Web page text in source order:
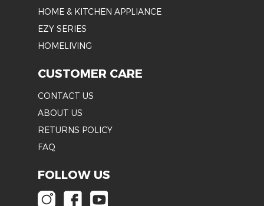
HOME & KITCHEN APPLIANCE
EZY SERIES
HOMELIVING
CUSTOMER CARE
CONTACT US
ABOUT US
RETURNS POLICY
FAQ
FOLLOW US